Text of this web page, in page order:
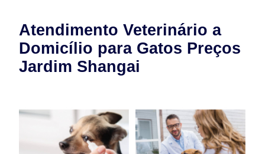
Atendimento Veterinário a
Domicílio para Gatos Preços
Jardim Shangai